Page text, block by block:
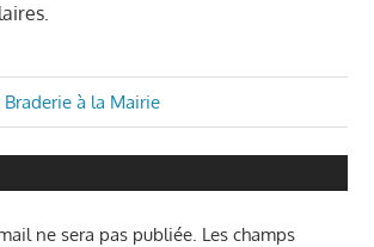
à la Mairie
ne sera pas publiée. Les champs